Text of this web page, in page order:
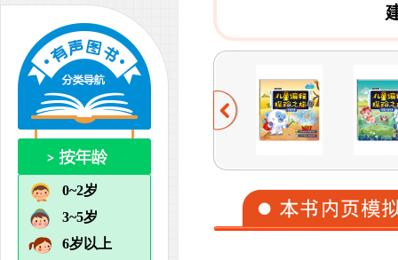
0~2岁
3~5岁
6岁以上